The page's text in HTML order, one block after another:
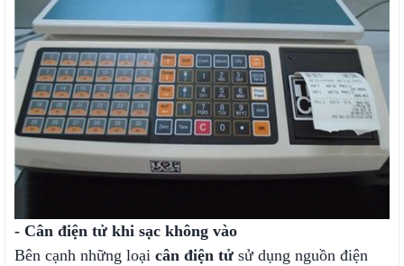
- Cân điện tử khi sạc không vào
Bên cạnh những loại cân điện tử sử dụng nguồn điện